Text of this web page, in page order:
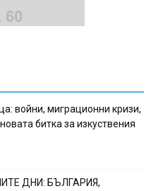
войни, миграционни кризи,
битка за изкуствения
ДНИ: БЪЛГАРИЯ,